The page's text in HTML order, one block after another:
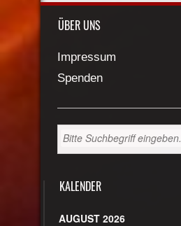
ÜBER UNS
Impressum
Spenden
KALENDER
AUGUST 2026